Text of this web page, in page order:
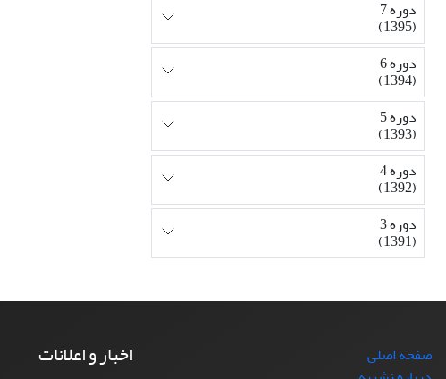
دوره 7
(1395)
دوره 6
(1394)
دوره 5
(1393)
دوره 4
(1392)
دوره 3
(1391)
صفحه اصلی
اخبار و اعلانات